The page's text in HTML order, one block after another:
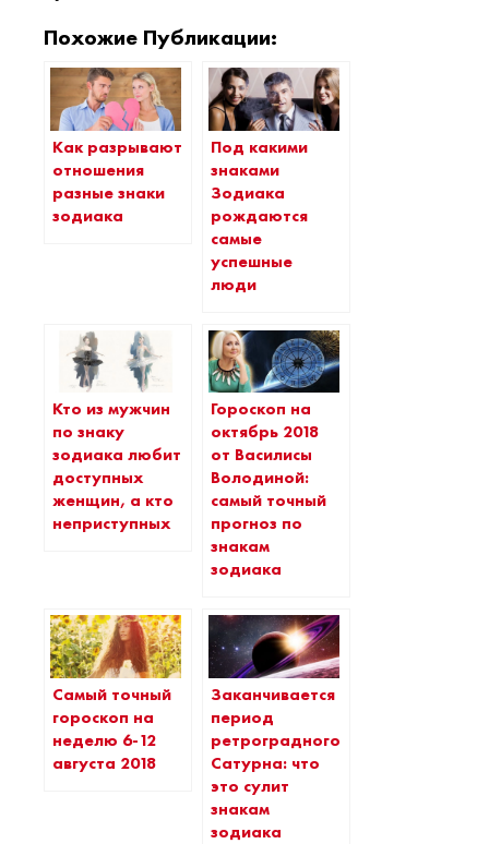
Похожие Публикации:
Как разрывают
отношения
разные знаки
зодиака
Под какими
знаками
Зодиака
рождаются
самые
успешные
люди
Кто из мужчин
по знаку
зодиака любит
доступных
женщин, а кто
неприступных
Гороскоп на
октябрь 2018
от Василисы
Володиной:
самый точный
прогноз по
знакам
зодиака
Самый точный
гороскоп на
неделю 6-12
августа 2018
Заканчивается
период
ретроградного
Сатурна: что
это сулит
знакам
зодиака